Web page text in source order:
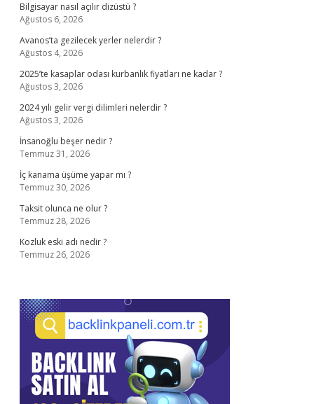
Bilgisayar nasıl açılır dizüstü ?
Ağustos 6, 2026
Avanos’ta gezilecek yerler nelerdir ?
Ağustos 4, 2026
2025’te kasaplar odası kurbanlık fiyatları ne kadar ?
Ağustos 3, 2026
2024 yılı gelir vergi dilimleri nelerdir ?
Ağustos 3, 2026
İnsanoğlu beşer nedir ?
Temmuz 31, 2026
İç kanama üşüme yapar mı ?
Temmuz 30, 2026
Taksit olunca ne olur ?
Temmuz 28, 2026
Kozluk eski adı nedir ?
Temmuz 26, 2026